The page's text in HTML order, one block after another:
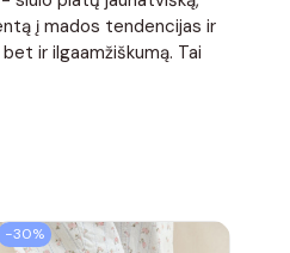
į mados tendencijas ir
ir ilgaamžiškumą. Tai
−30%